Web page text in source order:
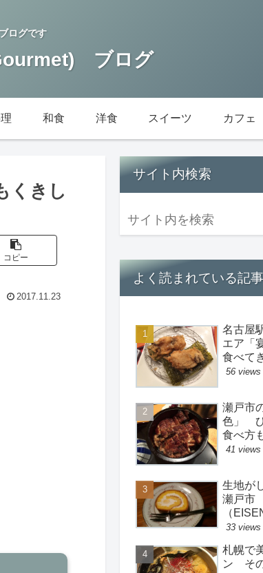
ログです
ブログ
和食 洋食 スイーツ カフェ
くきし
コピー
2017.11.23
サイト内検索
よく読まれている記事
名古屋
エア「
食べて
56 views
瀬戸市
色」
食べ方
41 views
生地が
瀬戸市
（
33 views
札幌で
ン そ